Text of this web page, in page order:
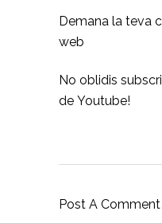
Demana la teva
web
No oblidis
de Youtube!
Post A Comment